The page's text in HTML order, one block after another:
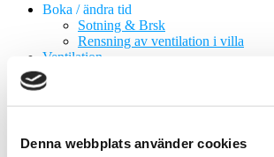
Denna webbplats använder cookies
Boka / ändra tid
Sotning & Brsk
Rensning av ventilation i villa
Ventilation
Ventilationsrensning
Byte av fläkt
Service av ventilationssystem